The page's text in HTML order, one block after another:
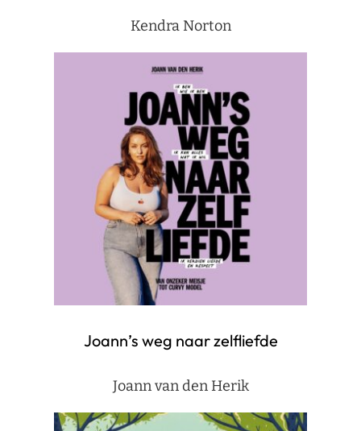
Kendra Norton
Joann’s weg naar zelfliefde
Joann van den Herik